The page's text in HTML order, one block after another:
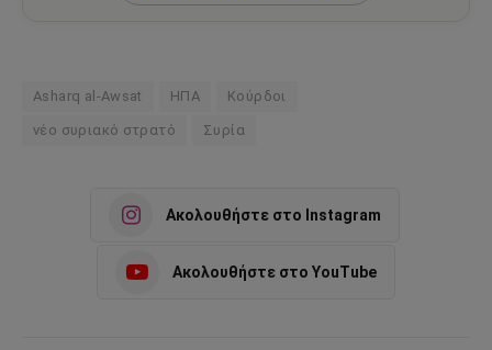
Asharq al-Awsat ΗΠΑ Κούρδοι
νέο συριακό στρατό Συρία
Ακολουθήστε στο Instagram
Ακολουθήστε στο YouTube